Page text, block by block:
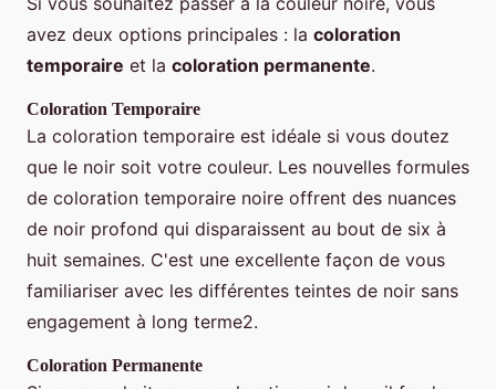
avez deux options principales : la coloration
temporaire et la coloration permanente.
Coloration Temporaire
La coloration temporaire est idéale si vous doutez
que le noir soit votre couleur. Les nouvelles formules
de coloration temporaire noire offrent des nuances
de noir profond qui disparaissent au bout de six à
huit semaines. C'est une excellente façon de vous
familiariser avec les différentes teintes de noir sans
engagement à long terme2.
Coloration Permanente